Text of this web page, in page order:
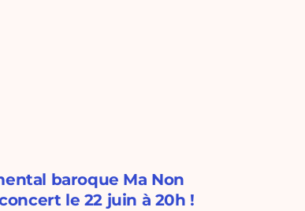
baroque Ma Non
le 22 juin à 20h !